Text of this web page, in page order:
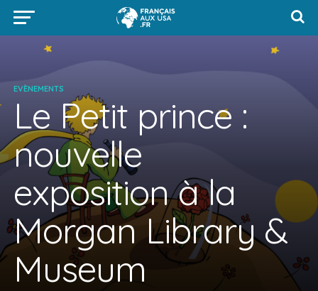
EVÈNEMENTS
Le Petit prince :
nouvelle
exposition à la
Morgan Library &
Museum